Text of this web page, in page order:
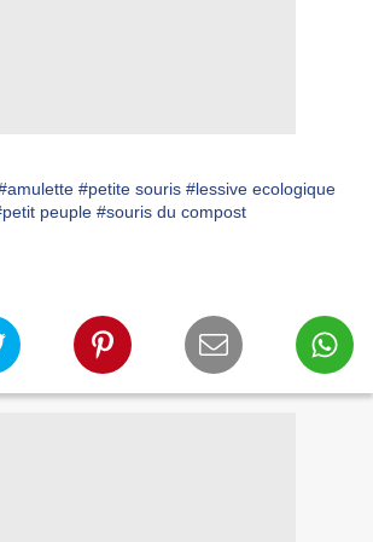
#petite souris #lessive ecologique
peuple #souris du compost